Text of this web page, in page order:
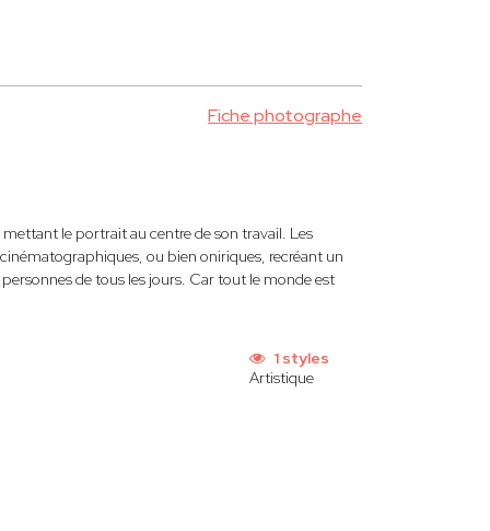
Fiche photographe
le portrait au centre de son travail. Les
ou bien oniriques, recréant un
de tous les jours. Car tout le monde est
1 styles
Artistique